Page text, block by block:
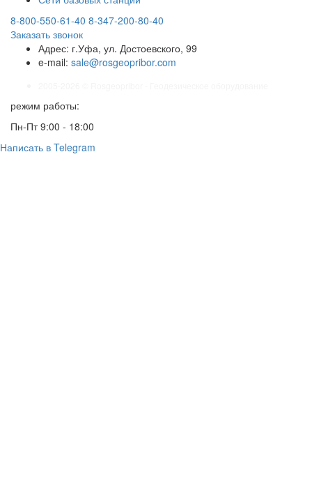
8-800-550-61-40 8-347-200-80-40
Заказать звонок
Адрес: г.Уфа, ул. Достоевского, 99
e-mail: sale@rosgeopribor.com
режим работы:
Пн-Пт 9:00 - 18:00
Написать в Telegram